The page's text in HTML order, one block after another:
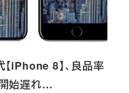
iPhone 8】、良品率
始遅れ…